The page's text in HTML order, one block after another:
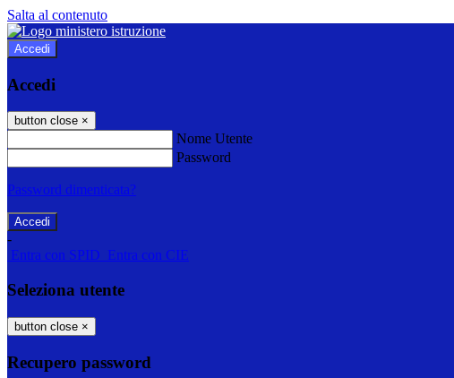
Salta al contenuto
Accedi
Accedi
button close ×
Nome Utente
Password
Password dimenticata?
-
Entra con SPID Entra con CIE
Seleziona utente
button close ×
Recupero password